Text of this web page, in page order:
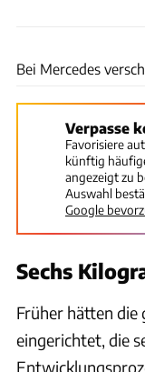
Bei Mercedes
Verpasse
Favorisiere
künftig
angezeigt zu
Auswahl
Google
Sechs
Früher hätten die
eingerichtet, die